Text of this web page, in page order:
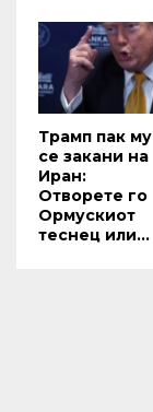
Трамп пак му
се закани на
Иран:
Отворете го
Ормускиот
теснец или...